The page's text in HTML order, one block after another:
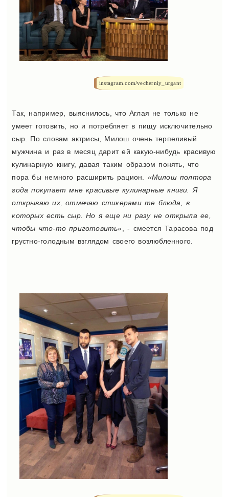
instagram.com/vecherniy_urgant
Так, например, выяснилось, что Аглая не только не
умеет готовить, но и потребляет в пищу исключительно
сыр. По словам актрисы, Милош очень терпеливый
мужчина и раз в месяц дарит ей какую-нибудь красивую
кулинарную книгу, давая таким образом понять, что
пора бы немного расширить рацион. «Милош полтора
года покупает мне красивые кулинарные книги. Я
открываю их, отмечаю стикерами те блюда, в
которых есть сыр. Но я еще ни разу не открыла ее,
чтобы что-то приготовить» , - смеется Тарасова под
грустно-голодным взглядом своего возлюбленного.